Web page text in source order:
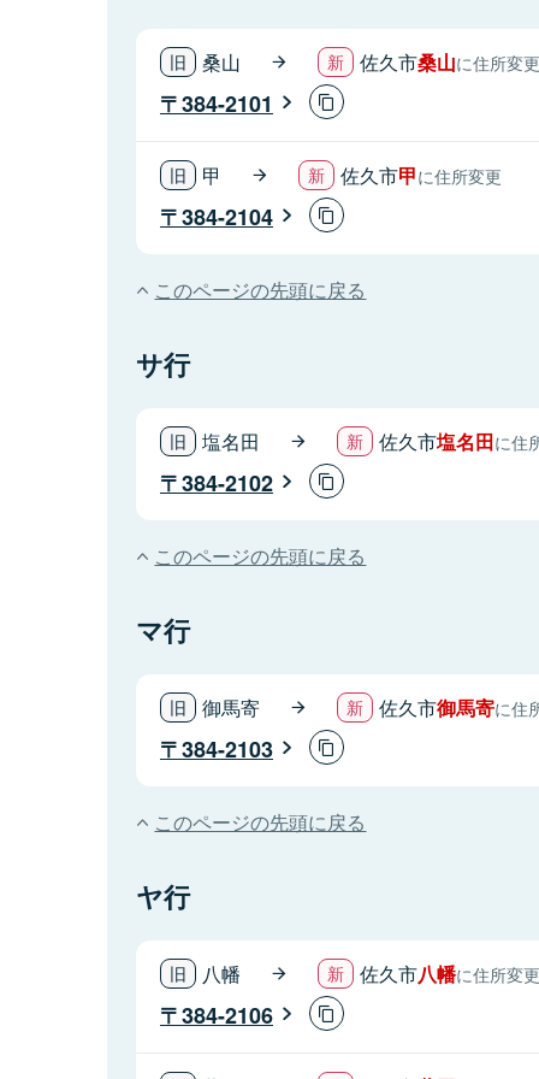
桑山 佐久市桑山に住所変更
384-2101
甲 佐久市甲に住所変更
384-2104
このページの先頭に戻る
サ行
塩名田 佐久市塩名田に住
384-2102
このページの先頭に戻る
マ行
御馬寄 佐久市御馬寄に住
384-2103
このページの先頭に戻る
ヤ行
八幡 佐久市八幡に住所変更
384-2106